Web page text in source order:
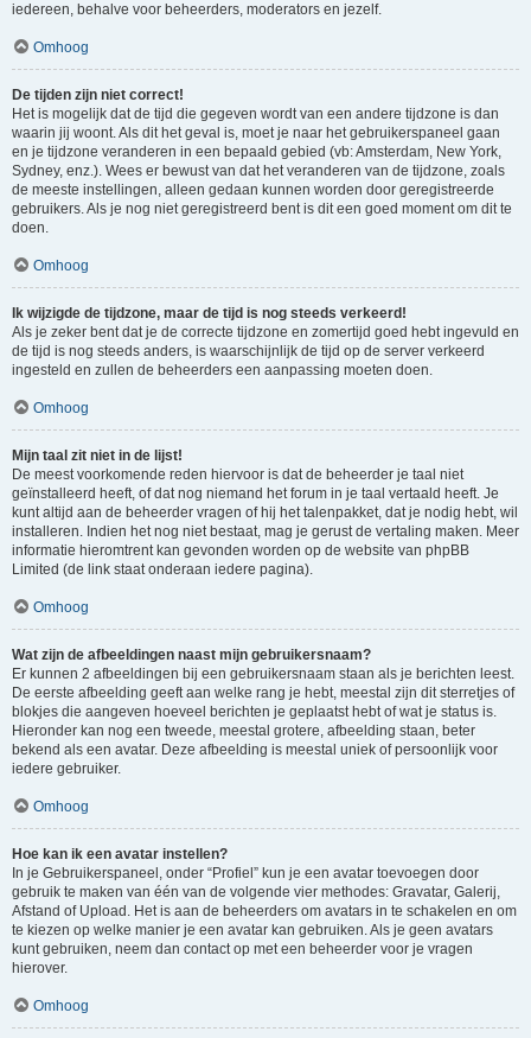
iedereen, behalve voor beheerders, moderators en jezelf.
Omhoog
De tijden zijn niet correct!
Het is mogelijk dat de tijd die gegeven wordt van een andere tijdzone is dan
waarin jij woont. Als dit het geval is, moet je naar het gebruikerspaneel gaan
en je tijdzone veranderen in een bepaald gebied (vb: Amsterdam, New York,
Sydney, enz.). Wees er bewust van dat het veranderen van de tijdzone, zoals
de meeste instellingen, alleen gedaan kunnen worden door geregistreerde
gebruikers. Als je nog niet geregistreerd bent is dit een goed moment om dit te
doen.
Omhoog
Ik wijzigde de tijdzone, maar de tijd is nog steeds verkeerd!
Als je zeker bent dat je de correcte tijdzone en zomertijd goed hebt ingevuld en
de tijd is nog steeds anders, is waarschijnlijk de tijd op de server verkeerd
ingesteld en zullen de beheerders een aanpassing moeten doen.
Omhoog
Mijn taal zit niet in de lijst!
De meest voorkomende reden hiervoor is dat de beheerder je taal niet
geïnstalleerd heeft, of dat nog niemand het forum in je taal vertaald heeft. Je
kunt altijd aan de beheerder vragen of hij het talenpakket, dat je nodig hebt, wil
installeren. Indien het nog niet bestaat, mag je gerust de vertaling maken. Meer
informatie hieromtrent kan gevonden worden op de website van phpBB
Limited (de link staat onderaan iedere pagina).
Omhoog
Wat zijn de afbeeldingen naast mijn gebruikersnaam?
Er kunnen 2 afbeeldingen bij een gebruikersnaam staan als je berichten leest.
De eerste afbeelding geeft aan welke rang je hebt, meestal zijn dit sterretjes of
blokjes die aangeven hoeveel berichten je geplaatst hebt of wat je status is.
Hieronder kan nog een tweede, meestal grotere, afbeelding staan, beter
bekend als een avatar. Deze afbeelding is meestal uniek of persoonlijk voor
iedere gebruiker.
Omhoog
Hoe kan ik een avatar instellen?
In je Gebruikerspaneel, onder “Profiel” kun je een avatar toevoegen door
gebruik te maken van één van de volgende vier methodes: Gravatar, Galerij,
Afstand of Upload. Het is aan de beheerders om avatars in te schakelen en om
te kiezen op welke manier je een avatar kan gebruiken. Als je geen avatars
kunt gebruiken, neem dan contact op met een beheerder voor je vragen
hierover.
Omhoog